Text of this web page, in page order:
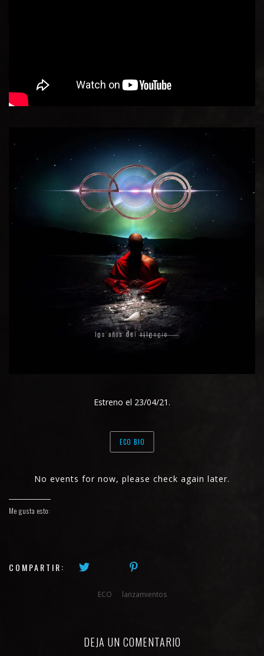
Estreno el 23/04/21.
ECO BIO
No events for now, please check again later.
Me gusta esto:
COMPARTIR:
ECO lanzamientos
DEJA UN COMENTARIO